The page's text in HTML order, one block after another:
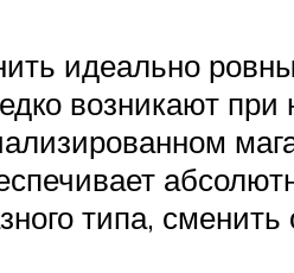
идеально
возникают при
типа, сменить